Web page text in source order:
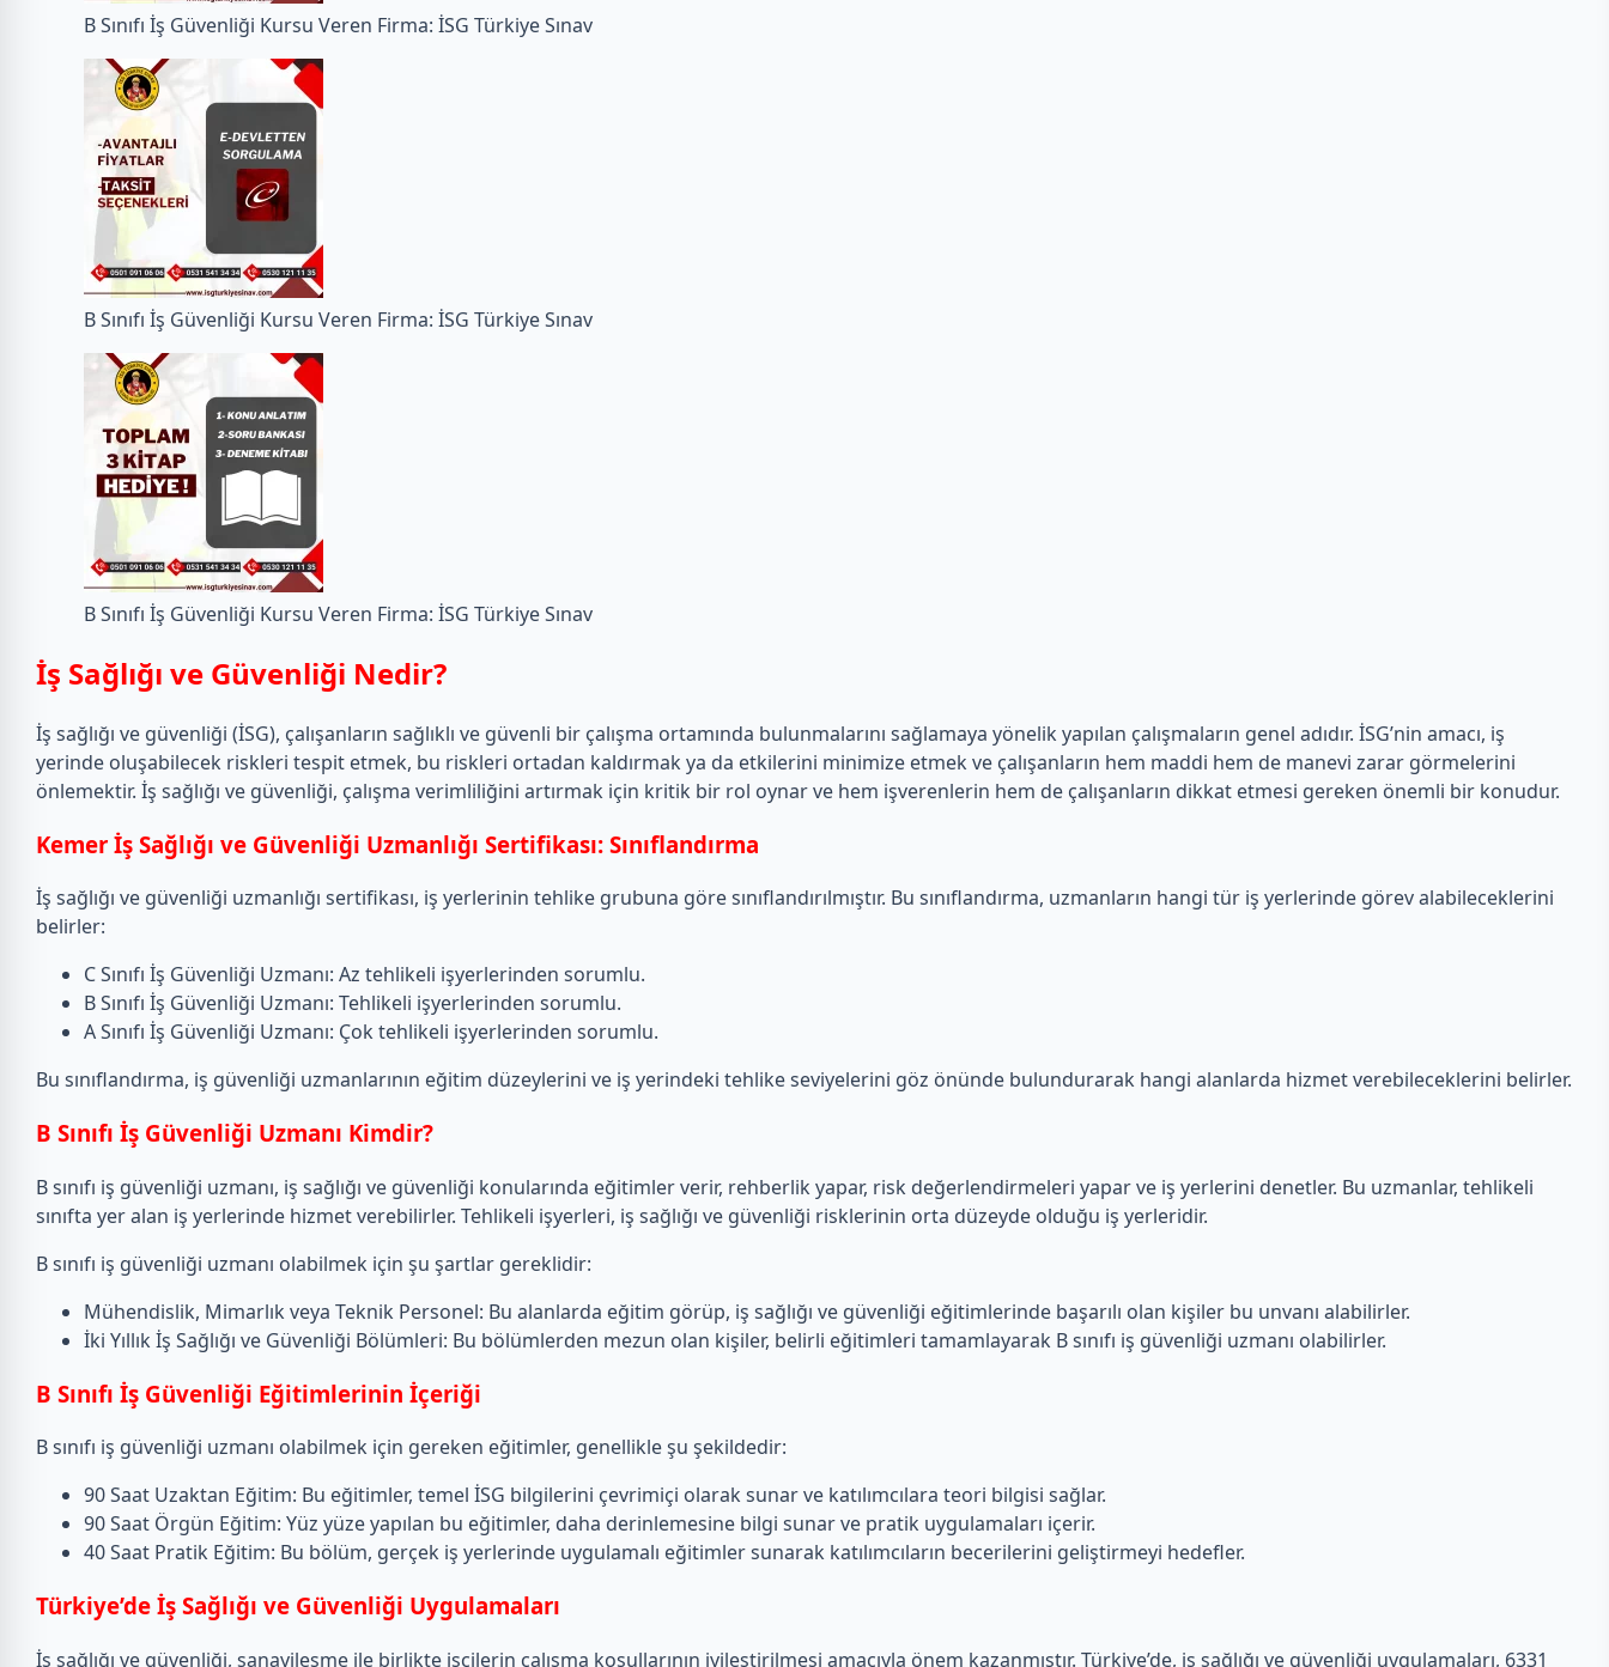
B Sınıfı İş Güvenliği Kursu Veren Firma: İSG Türkiye Sınav
B Sınıfı İş Güvenliği Kursu Veren Firma: İSG Türkiye Sınav
B Sınıfı İş Güvenliği Kursu Veren Firma: İSG Türkiye Sınav
İş Sağlığı ve Güvenliği Nedir?
İş sağlığı ve güvenliği (İSG), çalışanların sağlıklı ve güvenli bir çalışma ortamında bulunmalarını sağlamaya yönelik yapılan çalışmaların genel adıdır. İSG’nin amacı, iş
yerinde oluşabilecek riskleri tespit etmek, bu riskleri ortadan kaldırmak ya da etkilerini minimize etmek ve çalışanların hem maddi hem de manevi zarar görmelerini
önlemektir. İş sağlığı ve güvenliği, çalışma verimliliğini artırmak için kritik bir rol oynar ve hem işverenlerin hem de çalışanların dikkat etmesi gereken önemli bir konudur.
Kemer İş Sağlığı ve Güvenliği Uzmanlığı Sertifikası: Sınıflandırma
İş sağlığı ve güvenliği uzmanlığı sertifikası, iş yerlerinin tehlike grubuna göre sınıflandırılmıştır. Bu sınıflandırma, uzmanların hangi tür iş yerlerinde görev alabileceklerini
belirler:
C Sınıfı İş Güvenliği Uzmanı: Az tehlikeli işyerlerinden sorumlu.
B Sınıfı İş Güvenliği Uzmanı: Tehlikeli işyerlerinden sorumlu.
A Sınıfı İş Güvenliği Uzmanı: Çok tehlikeli işyerlerinden sorumlu.
Bu sınıflandırma, iş güvenliği uzmanlarının eğitim düzeylerini ve iş yerindeki tehlike seviyelerini göz önünde bulundurarak hangi alanlarda hizmet verebileceklerini belirler.
B Sınıfı İş Güvenliği Uzmanı Kimdir?
B sınıfı iş güvenliği uzmanı, iş sağlığı ve güvenliği konularında eğitimler verir, rehberlik yapar, risk değerlendirmeleri yapar ve iş yerlerini denetler. Bu uzmanlar, tehlikeli
sınıfta yer alan iş yerlerinde hizmet verebilirler. Tehlikeli işyerleri, iş sağlığı ve güvenliği risklerinin orta düzeyde olduğu iş yerleridir.
B sınıfı iş güvenliği uzmanı olabilmek için şu şartlar gereklidir:
Mühendislik, Mimarlık veya Teknik Personel: Bu alanlarda eğitim görüp, iş sağlığı ve güvenliği eğitimlerinde başarılı olan kişiler bu unvanı alabilirler.
İki Yıllık İş Sağlığı ve Güvenliği Bölümleri: Bu bölümlerden mezun olan kişiler, belirli eğitimleri tamamlayarak B sınıfı iş güvenliği uzmanı olabilirler.
B Sınıfı İş Güvenliği Eğitimlerinin İçeriği
B sınıfı iş güvenliği uzmanı olabilmek için gereken eğitimler, genellikle şu şekildedir:
90 Saat Uzaktan Eğitim: Bu eğitimler, temel İSG bilgilerini çevrimiçi olarak sunar ve katılımcılara teori bilgisi sağlar.
90 Saat Örgün Eğitim: Yüz yüze yapılan bu eğitimler, daha derinlemesine bilgi sunar ve pratik uygulamaları içerir.
40 Saat Pratik Eğitim: Bu bölüm, gerçek iş yerlerinde uygulamalı eğitimler sunarak katılımcıların becerilerini geliştirmeyi hedefler.
Türkiye’de İş Sağlığı ve Güvenliği Uygulamaları
İş sağlığı ve güvenliği, sanayileşme ile birlikte işçilerin çalışma koşullarının iyileştirilmesi amacıyla önem kazanmıştır. Türkiye’de, iş sağlığı ve güvenliği uygulamaları, 6331